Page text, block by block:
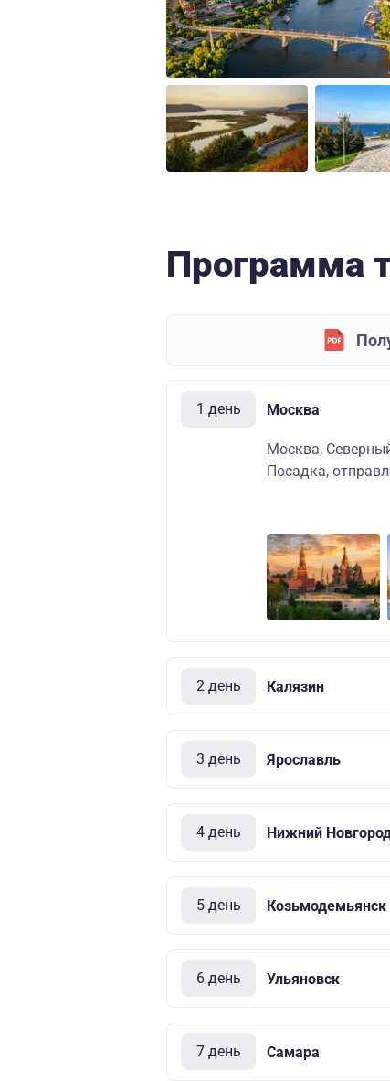
Программа
1 день Москва
Москва,
Посадка,
2 день Калязин
3 день Ярославль
4 день Нижний
5 день Козьмодемьянск
6 день Ульяновск
7 день Самара